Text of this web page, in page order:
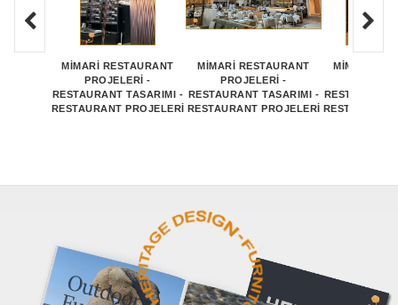
MİMARİ RESTAURANT
PROJELERİ -
RESTAURANT TASARIMI -
RESTAURANT PROJELERİ
MİMARİ RESTAURANT
PROJELERİ -
RESTAURANT TASARIMI -
RESTAURANT PROJELERİ
MİMARİ
RESTAURANT